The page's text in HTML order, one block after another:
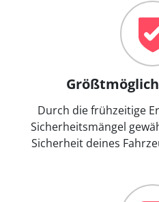
Durch die frühzeitige
Sicherheitsmängel
Sicherheit deines